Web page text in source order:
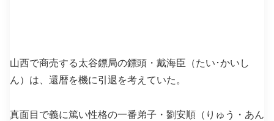
山西で商売する太谷鏢局の鏢頭・戴海臣（たい･かいし
ん）は、還暦を機に引退を考えていた。
真面目で義に篤い性格の一番弟子・劉安順（りゅう・あん